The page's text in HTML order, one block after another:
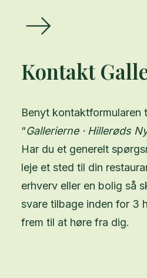
Kontakt
Benyt kontaktformularen
“Gallerierne · Hillerøds
Har du et generelt
leje et sted til din
erhverv eller en bolig så
svare tilbage inden for 3
frem til at høre fra dig.